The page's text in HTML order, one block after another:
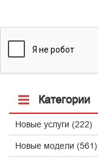
Категории
Новые услуги (222)
Новые модели (561)